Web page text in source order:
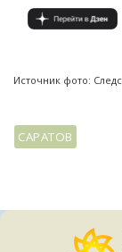
Источник фото:
САРАТОВ